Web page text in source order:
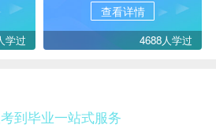
学过
查看详情
4688人学过
到毕业一站式服务